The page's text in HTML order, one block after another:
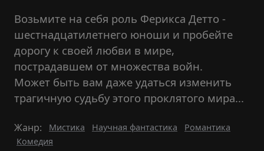
Возьмите на себя роль Ферикса Детто -
шестнадцатилетнего юноши и пробейте
дорогу к своей любви в мире,
пострадавшем от множества войн.
Может быть вам даже удаться изменить
трагичную судьбу этого проклятого мира...
Жанр: Мистика Научная фантастика
Романтика
Комедия